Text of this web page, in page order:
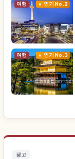
여행 인기 No.2
여행 인기 No.3
광고